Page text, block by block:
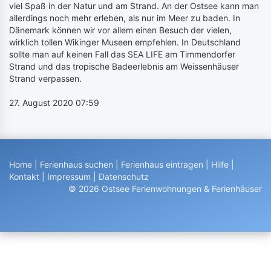
viel Spaß in der Natur und am Strand. An der Ostsee kann man
allerdings noch mehr erleben, als nur im Meer zu baden. In
Dänemark können wir vor allem einen Besuch der vielen,
wirklich tollen Wikinger Museen empfehlen. In Deutschland
sollte man auf keinen Fall das SEA LIFE am Timmendorfer
Strand und das tropische Badeerlebnis am Weissenhäuser
Strand verpassen.
27. August 2020 07:59
Home Ferienhaus suchen Ferienhaus eintragen Hilfe
Kontakt
Impressum
Datenschutz
© 2026 Ostsee Ferienwohnungen & Ferienhäuser